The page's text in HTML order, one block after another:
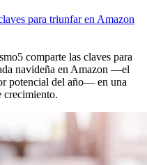
para triunfar en Amazon
comparte las claves para
navideña en Amazon —el
potencial del año— en una
crecimiento.